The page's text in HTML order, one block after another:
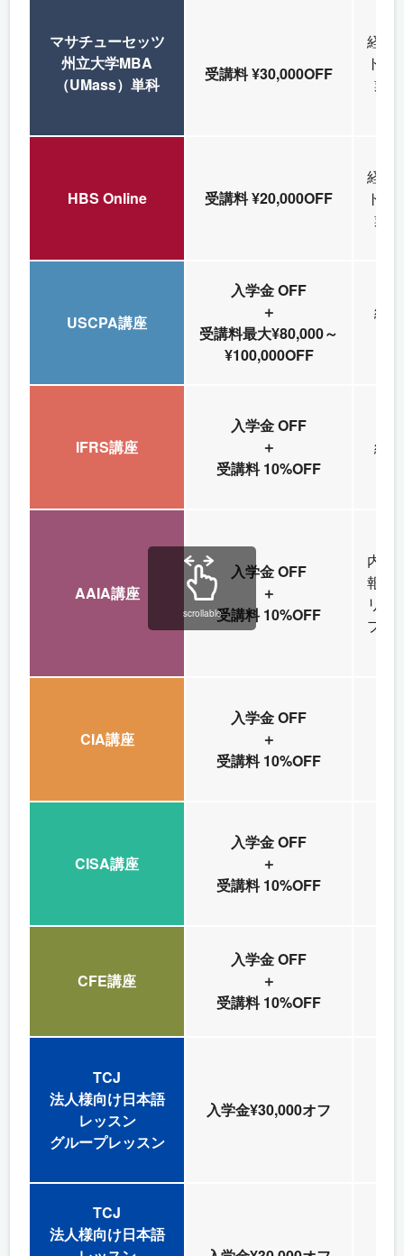
マサチューセッツ
州立大学MBA
（UMass）単科
受講料 ¥30,000OFF
経営
ト候
業
HBS Online 受講料 ¥20,000OFF
経営
ト候
業
USCPA講座
入学金 OFF
＋
受講料最大¥80,000～
¥100,000OFF
経
IFRS講座
入学金 OFF
＋
受講料 10%OFF
経
AAIA講座
入学金 OFF
＋
受講料 10%OFF
内部
報シ
リス
プラ
CIA講座
入学金 OFF
＋
受講料 10%OFF
CISA講座
入学金 OFF
＋
受講料 10%OFF
CFE講座
入学金 OFF
＋
受講料 10%OFF
TCJ
法人様向け日本語
レッスン
グループレッスン
入学金¥30,000オフ
TCJ
法人様向け日本語
scrollable